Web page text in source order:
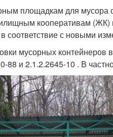
площадкам для
кооперативам (ЖК)
соответствие с новыми
мусорных контейнеров
и 2.1.2.2645-10 . В